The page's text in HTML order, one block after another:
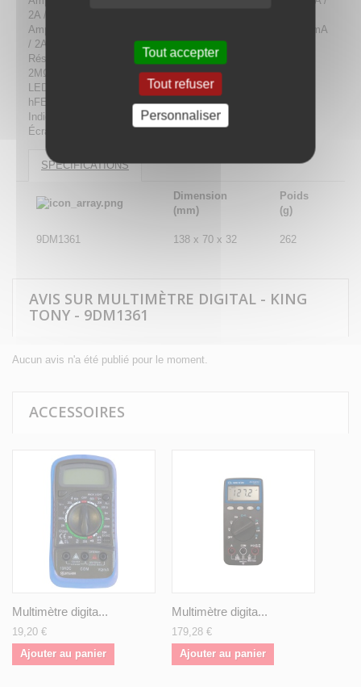
Tout accepter
Tout refuser
Personnaliser
2A / 10A
Ampèremètre alternatif (0.1uA ~0.01A) : 200uA / 2000uA / 20mA
/ 2A / 10A
Résistance (0.1Ω ~ 0.01MΩ) : 200Ω / 2kΩ / 20kΩ / 200kΩ /
2MΩ / 20MΩ
LED de test
hFE (NPN,PNP)
Indicateur de batterie de faible
Écran LCD
SPECIFICATIONS
Dimension
(mm)
Poids
(g)
9DM1361 138 x 70 x 32 262
AVIS SUR MULTIMÈTRE DIGITAL - KING
TONY - 9DM1361
Aucun avis n'a été publié pour le moment.
ACCESSOIRES
Multimètre digita...
19,20 €
Ajouter au panier
Multimètre digita...
179,28 €
Ajouter au panier